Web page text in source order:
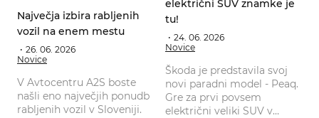
Največja izbira rabljenih
vozil na enem mestu
Novice
26. 06. 2026
V Avtocentru A2S boste
našli eno največjih ponudb
rabljenih vozil v Sloveniji.
električni SUV znamke je
tu!
Novice
24. 06. 2026
Škoda je predstavila svoj
novi paradni model - Peaq.
Gre za prvi povsem
električni veliki SUV v